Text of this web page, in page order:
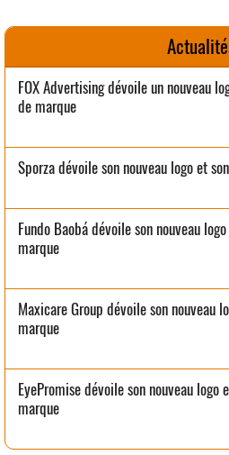
FOX Advertising dévoile un nouveau
de marque
Sporza dévoile son nouveau logo et
Fundo Baobá dévoile son nouveau
marque
Maxicare Group dévoile son nouveau
marque
EyePromise dévoile son nouveau
marque